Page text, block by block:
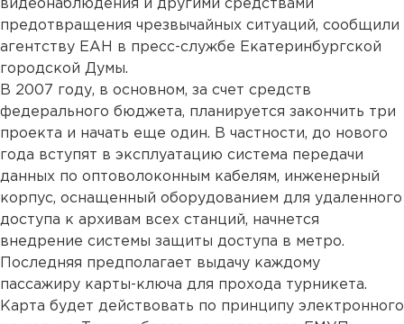
видеонаблюдения и другими средствами
предотвращения чрезвычайных ситуаций, сообщили
агентству ЕАН в пресс-службе Екатеринбургской
городской Думы.
В 2007 году, в основном, за счет средств
федерального бюджета, планируется закончить три
проекта и начать еще один. В частности, до нового
года вступят в эксплуатацию система передачи
данных по оптоволоконным кабелям, инженерный
корпус, оснащенный оборудованием для удаленного
доступа к архивам всех станций, начнется
внедрение системы защиты доступа в метро.
Последняя предполагает выдачу каждому
пассажиру карты-ключа для прохода турникета.
Карта будет действовать по принципу электронного